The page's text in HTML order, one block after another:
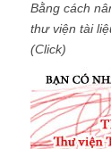
Bằng cách
thư viện tài
(Click)